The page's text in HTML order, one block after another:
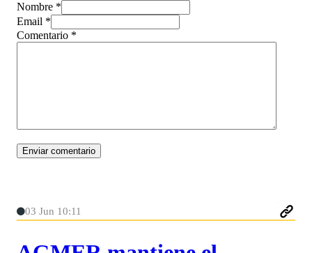
Nombre *
Email *
Comentario *
03 Jun 10:11